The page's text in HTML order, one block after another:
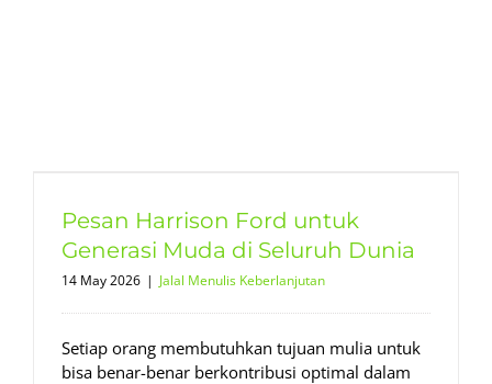
Pesan Harrison Ford untuk
Generasi Muda di Seluruh Dunia
14 May 2026 | Jalal Menulis Keberlanjutan
Setiap orang membutuhkan tujuan mulia untuk
bisa benar-benar berkontribusi optimal dalam